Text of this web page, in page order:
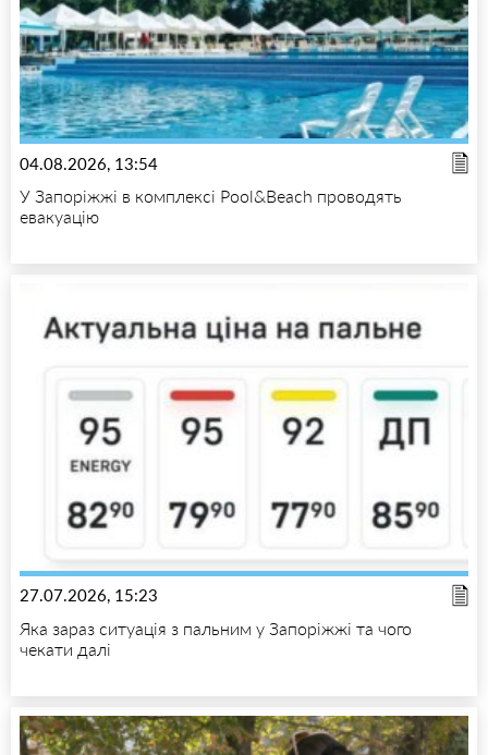
04.08.2026, 13:54
У Запоріжжі в комплексі Pool&Beach проводять
евакуацію
27.07.2026, 15:23
Яка зараз ситуація з пальним у Запоріжжі та чого
чекати далі